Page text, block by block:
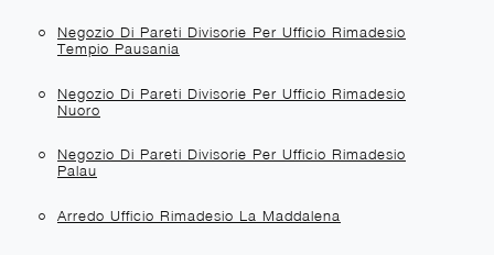
Negozio Di Pareti Divisorie Per Ufficio Rimadesio
Tempio Pausania
Negozio Di Pareti Divisorie Per Ufficio Rimadesio
Nuoro
Negozio Di Pareti Divisorie Per Ufficio Rimadesio
Palau
Arredo Ufficio Rimadesio La Maddalena